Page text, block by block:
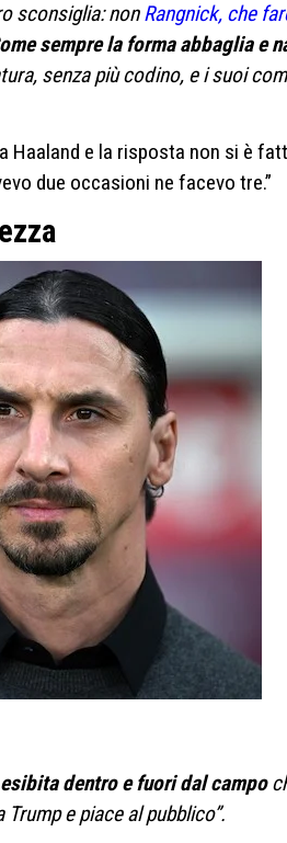
sconsiglia: nonRangnick, che
sempre la forma abbaglia e
senza più codino, e i suoi
Haaland e la risposta non si è
due occasioni ne facevo tre.”
dentro e fuori dal campo
e piace al pubblico”.